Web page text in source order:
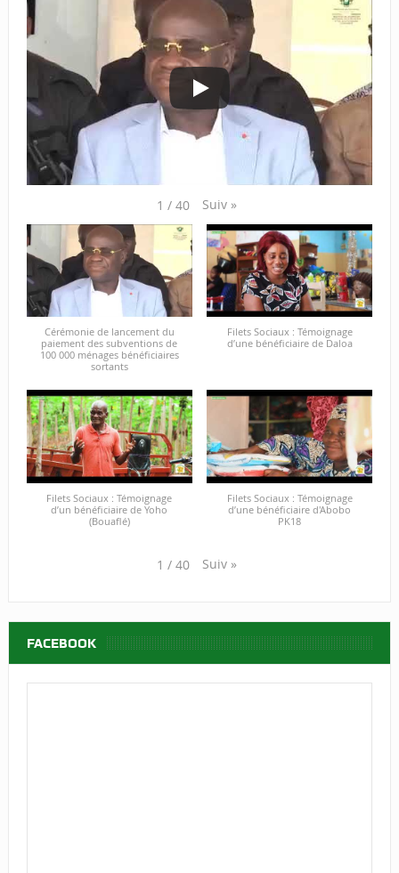
1 / 40 Suiv »
Cérémonie de lancement du
paiement des subventions de
100 000 ménages bénéficiaires
sortants
Filets Sociaux : Témoignage
d’une bénéficiaire de Daloa
Filets Sociaux : Témoignage
d’un bénéficiaire de Yoho
(Bouaflé)
Filets Sociaux : Témoignage
d’une bénéficiaire d'Abobo
PK18
1 / 40 Suiv »
FACEBOOK